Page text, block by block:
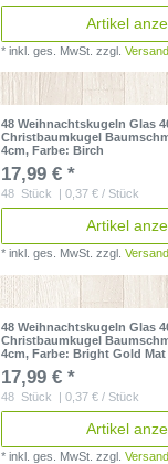
Artikel
*inkl. ges. MwSt. zzgl.
48 Weihnachtskugeln Glas
Christbaumkugel
4cm, Farbe: Birch
17,99 € *
48 Stück | 0,37 € / Stück
Artikel
*inkl. ges. MwSt. zzgl.
48 Weihnachtskugeln Glas
Christbaumkugel
4cm, Farbe: Bright Gold Mat
17,99 € *
48 Stück | 0,37 € / Stück
Artikel
*inkl. ges. MwSt. zzgl.